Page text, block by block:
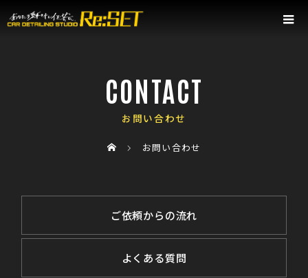
CONTACT
お問い合わせ
お問い合わせ
ご依頼からの流れ
よくある質問